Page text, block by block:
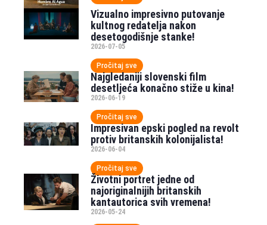
Vizualno impresivno putovanje
kultnog redatelja nakon
desetogodišnje stanke!
2026-07-05
Pročitaj sve
Najgledaniji slovenski film
desetljeća konačno stiže u kina!
2026-06-19
Pročitaj sve
Impresivan epski pogled na revolt
protiv britanskih kolonijalista!
2026-06-04
Pročitaj sve
Životni portret jedne od
najoriginalnijih britanskih
kantautorica svih vremena!
2026-05-24